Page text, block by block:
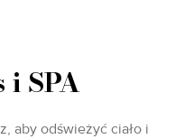
SPA
aby odświeżyć ciało i